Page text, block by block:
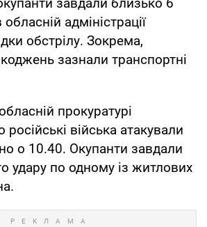
адміністрації
обстрілу. Зокрема,
зазнали транспортні
прокуратурі
російські війська атакували
о 10.40. Окупанти завдали
удару по одному із житлових